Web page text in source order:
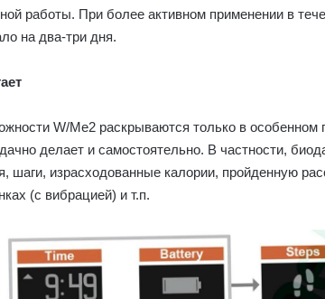
работы. При более активном применении в
на два-три дня.
W/Me2 раскрываются только в
делает и самостоятельно. В частности,
шаги, израсходованные калории, пройденную
(с вибрацией) и т.п.